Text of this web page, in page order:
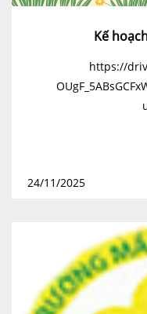
Kế
https://
24/11/2025